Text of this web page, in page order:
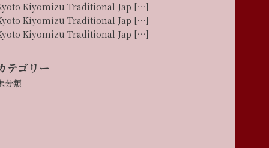
Kiyomizu Traditional Jap […]
Kiyomizu Traditional Jap […]
Kiyomizu Traditional Jap […]
テゴリー
分類